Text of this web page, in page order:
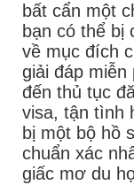
bất cẩn một
bạn có thể bị
về mục đích
giải đáp miễn
đến thủ tục
visa, tận tình
bị một bộ hồ
chuẩn xác
giấc mơ du